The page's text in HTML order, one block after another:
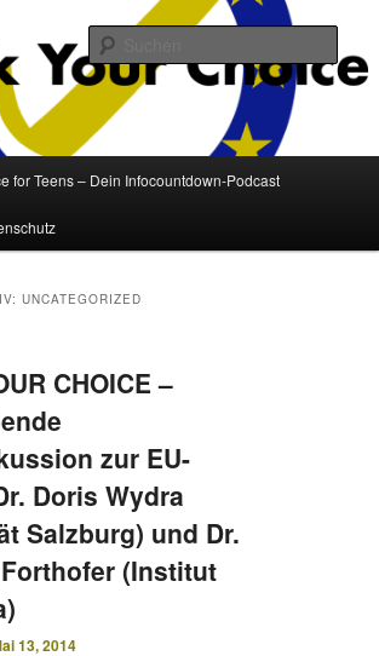
Choice
zur EU-Parlaments-Wahl 2014
for Teens – Dein Infocountdown-Podcast
UNCATEGORIZED
CHOICE –
zur EU-
Doris Wydra
Salzburg) und Dr.
(Institut
13, 2014